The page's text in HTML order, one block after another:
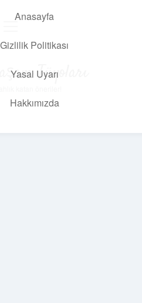
Anasayfa
Gizlilik Politikası
Yasal Uyarı
Hakkımızda
Tüyoları